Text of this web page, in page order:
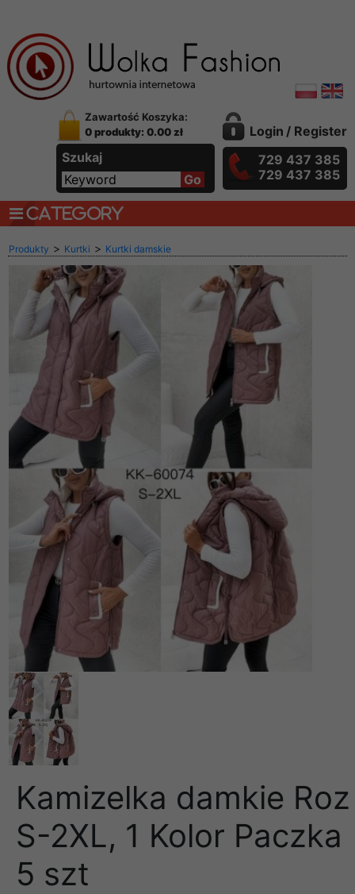
Zawartość Koszyka:
0 produkty: 0.00 zł
Szukaj
Login / Register
729 437 385
729 437 385
CATEGORY
Produkty > Kurtki > Kurtki damskie
Kamizelka damkie Roz
S-2XL, 1 Kolor Paczka
5 szt